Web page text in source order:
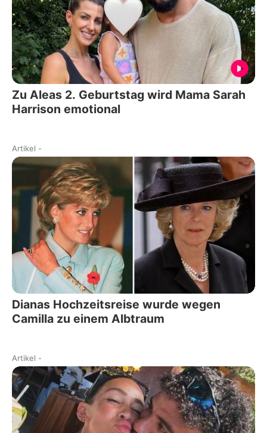
Zu Aleas 2. Geburtstag wird Mama Sarah
Harrison emotional
Artikel -
Dianas Hochzeitsreise wurde wegen
Camilla zu einem Albtraum
Artikel -